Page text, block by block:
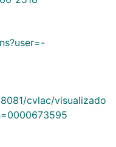
cvlac/visualizado